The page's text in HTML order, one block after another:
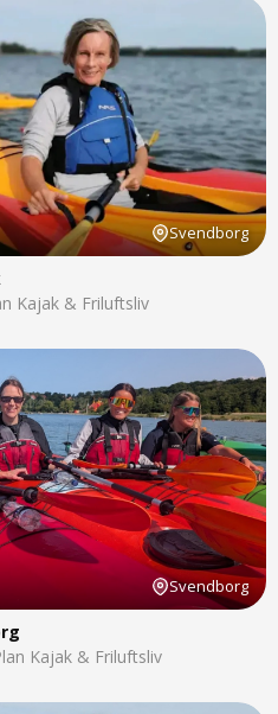
Svendborg
Kajak & Friluftsliv
Svendborg
Kajak & Friluftsliv